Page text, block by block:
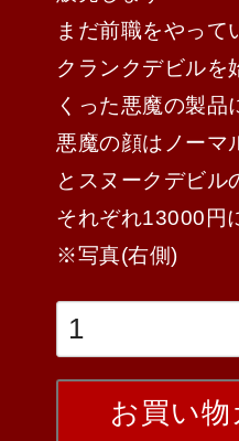
まだ前職をやって
クランクデビルを
くった悪魔の製品
悪魔の顔はノーマ
とスヌークデビル
それぞれ13000円
※写真(右側)
お買い